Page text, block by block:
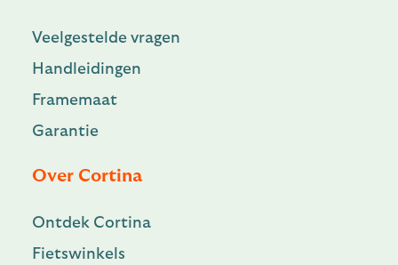
Veelgestelde vragen
Handleidingen
Framemaat
Garantie
Over Cortina
Ontdek Cortina
Fietswinkels